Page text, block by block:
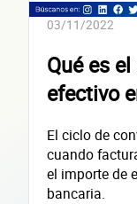
03/11/2022
Qué es
efectivo
El ciclo de
cuando
el importe de
bancaria.
Sitio electrónico
Razón social